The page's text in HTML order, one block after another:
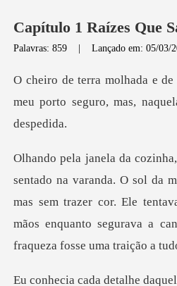
Capítulo 1 Raízes Que
Palavras: 859 |Lançado em: 05/03/
meu porto seguro, mas,
mas sem trazer cor. Ele
mãos enquanto
ada detalhe d